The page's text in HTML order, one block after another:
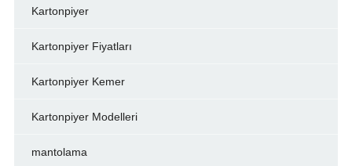
Kartonpiyer
Kartonpiyer Fiyatları
Kartonpiyer Kemer
Kartonpiyer Modelleri
mantolama